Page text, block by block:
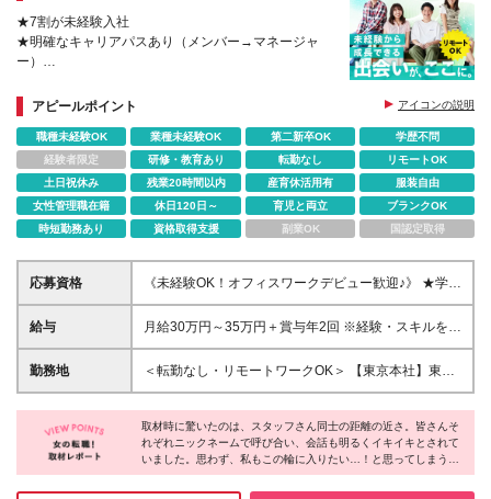
★7割が未経験入社
★明確なキャリアパスあり（メンバー→マネージャ
ー）
★女性管理職・働くママさん在籍
アピールポイント アイコンの説明
職種未経験OK 業種未経験OK 第二新卒OK
学歴不問
経験者限定
研修・教育あり 転勤なし
リモートOK
土日祝休み
残業20時間以内 産育休活用有
服装自由
女性管理職在籍
休日120日～ 育児と両立
ブランクOK
時短勤務あり
資格取得支援 副業OK 国認定取得
応募資格
《未経験OK！オフィスワークデビュー歓迎♪》 ★学歴
不問 ★経験・スキル不問 ★基本的なPCスキルをお持
ちの方(Excel/メール) └文字入力など基本操作ができ
給与
月給30万円～35万円＋賞与年2回 ※経験・スキルを考
慮し、決定いたします。 ※試用期間6ヶ月（試用期間
中の給与・待遇について差異はございません※賞与の
える時間外労働分は追加で支給
勤務地
＜転勤なし・リモートワークOK＞ 【東京本社】東京
都渋谷区神南1-18-2 フレーム神南坂3階 【大阪支
社】大阪府大阪市北区曽根崎新地2-1-23 JPR堂島ビル
7階 ※出社と在宅勤務を併用したハイブリッドワーク
制度を取り入れています。チーム毎に決めた出社日
（週2～3回程度）以外は、テレワークで働くことがで
きます！ ※転勤はありません。 ※状況に応じ急遽出社
取材時に驚いたのは、スタッフさん同士の距離の近さ。皆さんそ
れぞれニックネームで呼び合い、会話も明るくイキイキとされて
いました。思わず、私もこの輪に入りたい…！と思ってしまうほ
ど。「とにかく、人が良い。MRTが大好き」というスタッフさん
の言葉と笑顔が心に残りました。フランクなコミュニケーション